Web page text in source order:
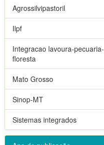
Agrossilvipastoril
Ilpf
Integracao lavoura-pecuaria-
floresta
Mato Grosso
Sinop-MT
Sistemas integrados